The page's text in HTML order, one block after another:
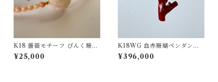
K18 薔薇モチーフ ぴんく珊瑚
ネックレス ｐ-22
¥25,000
K18WG 血赤珊瑚ペンダント
D0.03 pd-51
¥396,000